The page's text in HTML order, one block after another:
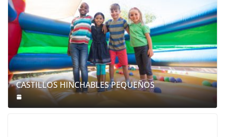
CASTILLOS HINCHABLES PEQUEÑOS